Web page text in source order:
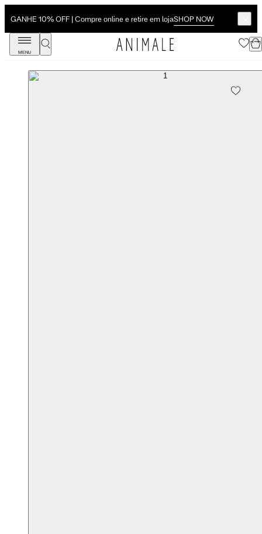
GANHE 10% OFF | Compre online e retire em lojaSHOP NOW
MENU